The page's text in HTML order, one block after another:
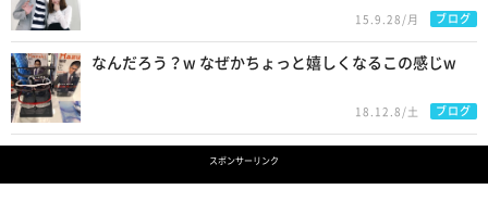
15.9.28/月 ブログ
なんだろう？w なぜかちょっと嬉しくなるこの感じw
18.12.8/土 ブログ
スポンサーリンク